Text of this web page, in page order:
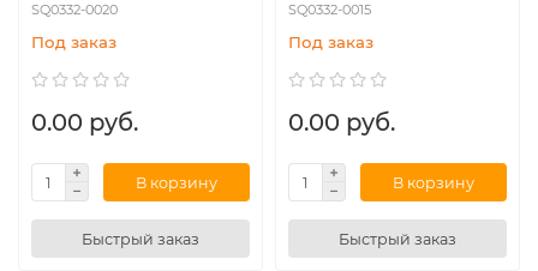
SQ0332-0020
Под заказ
0.00 руб.
В корзину
Быстрый заказ
SQ0332-0015
Под заказ
0.00 руб.
В корзину
Быстрый заказ